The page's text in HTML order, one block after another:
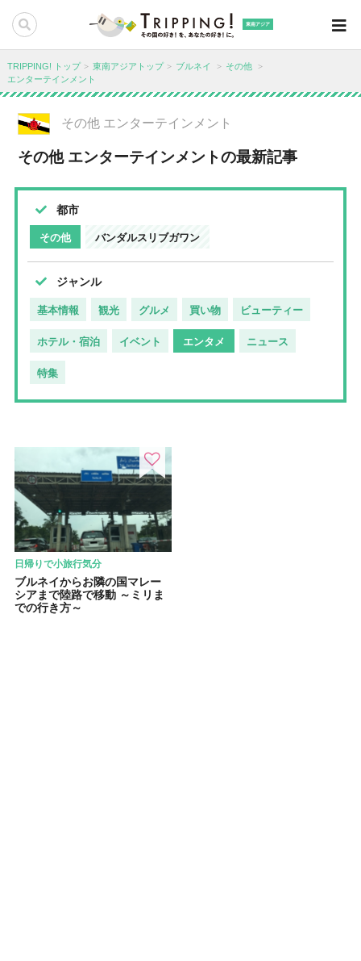
東南アジア
TRIPPING! トップ 東南アジアトップ ブルネイ
その他
エンターテインメント
その他 エンターテインメント
その他 エンターテインメントの最新記事
都市
その他 バンダルスリブガワン
ジャンル
基本情報 観光 グルメ 買い物 ビューティー
ホテル・宿泊 イベント エンタメ ニュース
特集
日帰りで小旅行気分
ブルネイからお隣の国マレー
シアまで陸路で移動 ～ミリま
での行き方～